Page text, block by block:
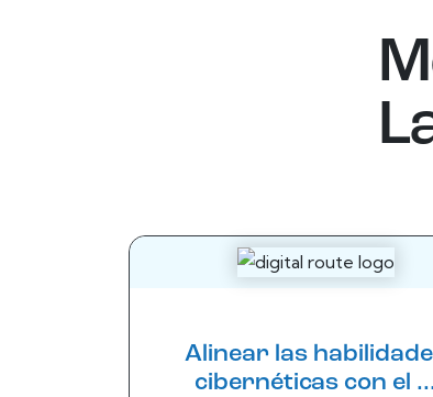
Alinear las
cibernéticas con el